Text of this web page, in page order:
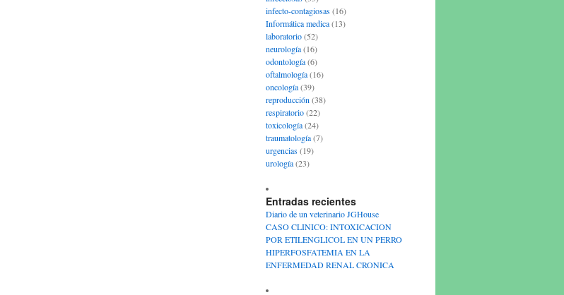
infecto-contagiosas(16)
Informática medica(13)
laboratorio(52)
neurología(16)
odontología(6)
oftalmología(16)
oncología(39)
reproducción(38)
respiratorio(22)
toxicología(24)
traumatología(7)
urgencias(19)
urología(23)
Entradas recientes
Diario de un veterinario JGHouse
CASO CLINICO: INTOXICACION
POR ETILENGLICOL EN UN PERRO
HIPERFOSFATEMIA EN LA
ENFERMEDAD RENAL CRONICA